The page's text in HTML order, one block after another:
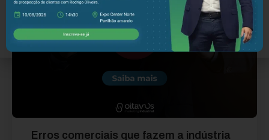
Erros comerciais que fazem a indústria